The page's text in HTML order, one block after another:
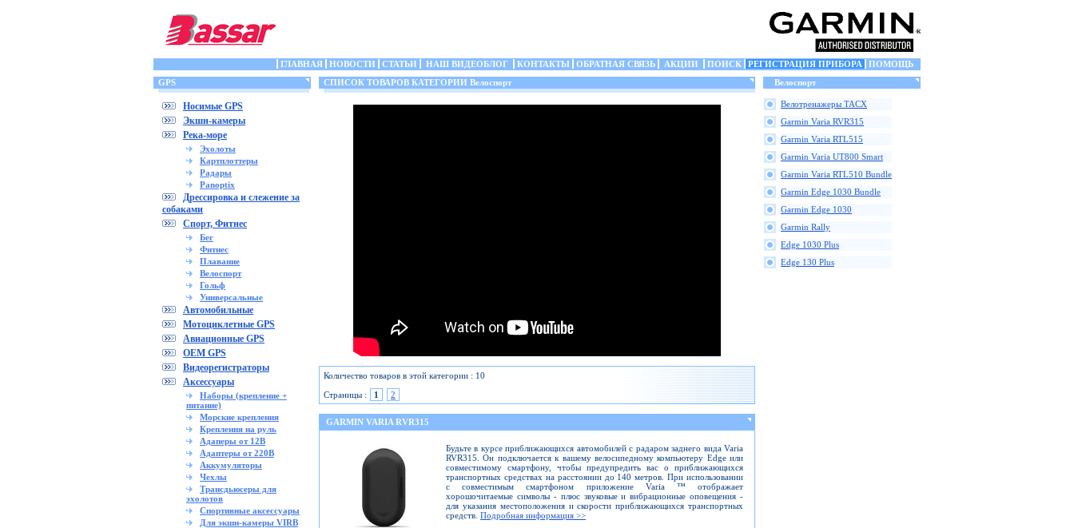
ГЛАВНАЯ НОВОСТИ СТАТЬИ НАШ ВИДЕОБЛОГ КОНТАКТЫ ОБРАТНАЯ СВЯЗЬ АКЦИИ ПОИСК РЕГИСТРАЦИЯ ПРИБОРА
ПОМОЩЬ
GPS
Носимые GPS
Экшн-камеры
Река-море
Эхолоты
Картплоттеры
Радары
Panoptix
Дрессировка и слежение за
собаками
Спорт, Фитнес
Бег
Фитнес
Плавание
Велоспорт
Гольф
Универсальные
Автомобильные
Мотоциклетные GPS
Авиационные GPS
OEM GPS
Видеорегистраторы
Аксессуары
Наборы (крепление +
питание)
Морские крепления
Крепления на руль
Адаперы от 12В
Адаптеры от 220В
Аккумуляторы
Чехлы
Трансдьюсеры для
эхолотов
Спортивные аксессуары
Для экшн-камеры VIRB
СПИСОК ТОВАРОВ КАТЕГОРИИ Велоспорт
Количество товаров в этой категории : 10
Страницы :
1 2
GARMIN VARIA RVR315
Будьте в курсе приближающихся автомобилей с радаром заднего вида Varia
RVR315. Он подключается к вашему велосипедному компьютеру Edge или
совместимому смартфону, чтобы предупредить вас о приближающихся
транспортных средствах на расстоянии до 140 метров. При использовании
с совместимым смартфоном приложение Varia ™ отображает
хорошочитаемые символы - плюс звуковые и вибрационные оповещения -
для указания местоположения и скорости приближающихся транспортных
средств. Подробная информация >>
Велоспорт
Велотренажеры TACX
Garmin Varia RVR315
Garmin Varia RTL515
Garmin Varia UT800 Smart
Garmin Varia RTL510 Bundle
Garmin Edge 1030 Bundle
Garmin Edge 1030
Garmin Rally
Edge 1030 Plus
Edge 130 Plus